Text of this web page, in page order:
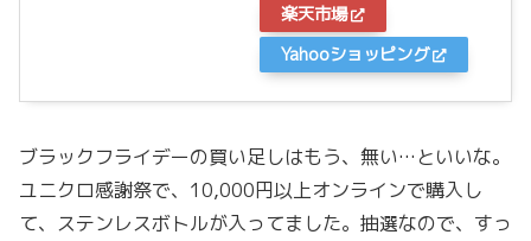
楽天市場
Yahooショッピング
ブラックフライデーの買い足しはもう、無い…といいな。
ユニクロ感謝祭で、10,000円以上オンラインで購入し
て、ステンレスボトルが入ってました。抽選なので、すっ